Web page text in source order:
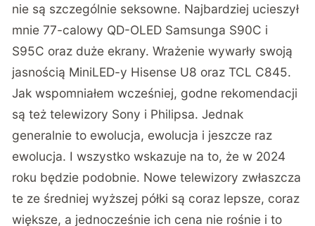
nie są szczególnie seksowne. Najbardziej ucieszył
mnie 77-calowy QD-OLED Samsunga S90C i
S95C oraz duże ekrany. Wrażenie wywarły swoją
jasnością MiniLED-y Hisense U8 oraz TCL C845.
Jak wspomniałem wcześniej, godne rekomendacji
są też telewizory Sony i Philipsa. Jednak
generalnie to ewolucja, ewolucja i jeszcze raz
ewolucja. I wszystko wskazuje na to, że w 2024
roku będzie podobnie. Nowe telewizory zwłaszcza
te ze średniej wyższej półki są coraz lepsze, coraz
większe, a jednocześnie ich cena nie rośnie i to